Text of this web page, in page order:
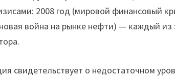
2008 год (мировой финансовый
война на рынке нефти) — каждый из
свидетельствует о недостаточном